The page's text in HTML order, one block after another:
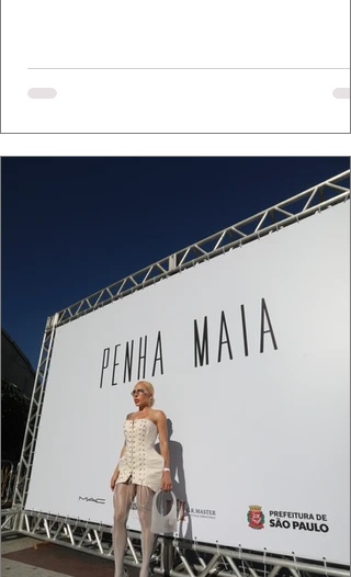
bolsa da Malu Pires, em uma composição
algo de intemporal em vestir o vento e
que ele conduza a cena. Cada dobra do
cada reflexo dourado da luz sobre a pe